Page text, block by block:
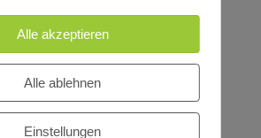
NRW, Bildungsprämie
Alle akzeptieren
Alle ablehnen
Einstellungen